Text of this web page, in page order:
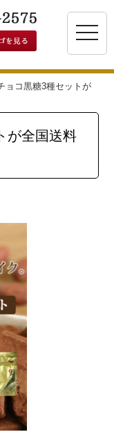
toggle
ョコ黒糖3種セットが
が全国送料